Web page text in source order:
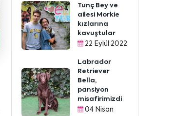
Tunç Bey ve
ailesi Morkie
kızlarına
kavuştular
22 Eylül 2022
Labrador
Retriever
Bella,
pansiyon
misafirimizdi
04 Nisan